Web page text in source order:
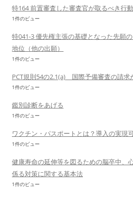
特164 前置審査した審査官が取るべき行動
1件のビュー
特041-3 優先権主張の基礎となった先願
地位（他の出願）
1件のビュー
PCT規則54の2.1(a) 国際予備審査の請求
1件のビュー
鑑別診断をあげる
1件のビュー
ワクチン・パスポートとは？導入の実現
1件のビュー
健康寿命の延伸等を図るための脳卒中、
係る対策に関する基本法
1件のビュー